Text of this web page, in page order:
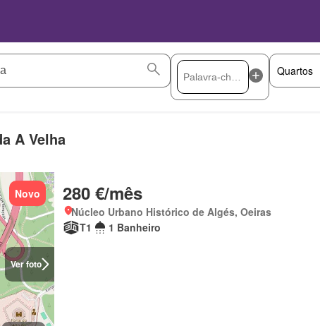
A Velha
Ver foto
Novo 280 €/mês
Núcleo Urbano Histórico de Algés, Oeiras
T1
1 Banheiro